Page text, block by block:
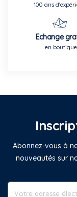
100 ans
Echange
en boutique
Abonnez-vous à
nouveautés sur